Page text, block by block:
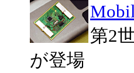
第2
が登場